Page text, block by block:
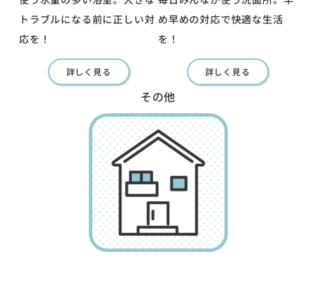
トラブルになる前に正しい対
応を！
詳しく見る
め早めの対応で快適な生活
を！
詳しく見る
その他